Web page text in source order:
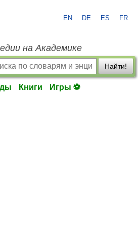
EN DE ES FR
на Академике
Найти!
Книги Игры ⚽